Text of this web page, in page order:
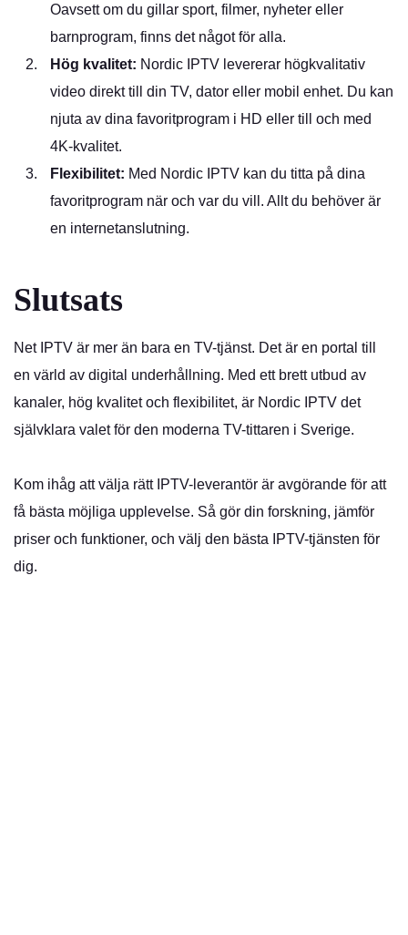
Oavsett om du gillar sport, filmer, nyheter eller
barnprogram, finns det något för alla.
Hög kvalitet: Nordic IPTV levererar högkvalitativ
video direkt till din TV, dator eller mobil enhet. Du kan
njuta av dina favoritprogram i HD eller till och med
4K-kvalitet.
Flexibilitet: Med Nordic IPTV kan du titta på dina
favoritprogram när och var du vill. Allt du behöver är
en internetanslutning.
Slutsats
Net IPTV är mer än bara en TV-tjänst. Det är en portal till
en värld av digital underhållning. Med ett brett utbud av
kanaler, hög kvalitet och flexibilitet, är Nordic IPTV det
självklara valet för den moderna TV-tittaren i Sverige.
Kom ihåg att välja rätt IPTV-leverantör är avgörande för att
få bästa möjliga upplevelse. Så gör din forskning, jämför
priser och funktioner, och välj den bästa IPTV-tjänsten för
dig.